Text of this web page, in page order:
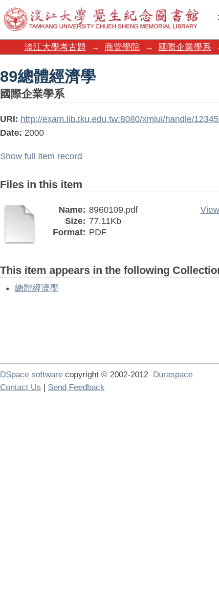
89總體經濟學
淡江大學考古題 → 商管學院 → 國際企業學系
89總體經濟學
國際企業學系
URI: http://exam.lib.tku.edu.tw:8080/xmlui/handle/
Date: 2000
Show full item record
Files in this item
Name: 8960109.pdf
Size: 77.11Kb
Format: PDF
This item appears in the following
總體經濟學
DSpace software copyright © 2002-2012 Duraspace
Contact Us | Send Feedback